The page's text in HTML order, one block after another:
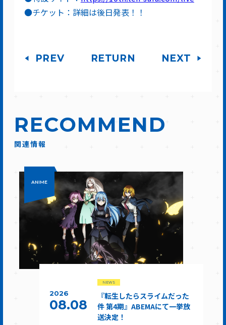
●チケット：詳細は後日発表！！
PREV RETURN NEXT
RECOMMEND
関連情報
ANIME
2026
08.08
NEWS
『転生したらスライムだった
件 第4期』ABEMAにて一挙放
送決定！